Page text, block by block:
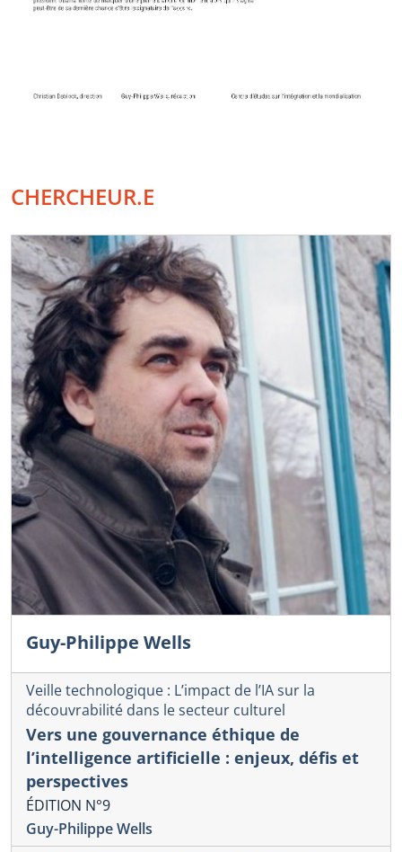
CHERCHEUR.E
Guy-Philippe Wells
Veille technologique : L’impact de l’IA sur la
découvrabilité dans le secteur culturel
Vers une gouvernance éthique de
l’intelligence artificielle : enjeux, défis et
perspectives
ÉDITION N°9
Guy-Philippe Wells